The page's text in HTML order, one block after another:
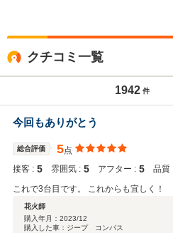
クチコミ一覧
1942 件
今回もありがとう
総合評価 5点
接客 : 5 雰囲気 : 5 アフター : 5 品質
これで3台目です。 これからも宜しく！
花火師
購入年月： 2023/12
購入した車：ジープ コンパス